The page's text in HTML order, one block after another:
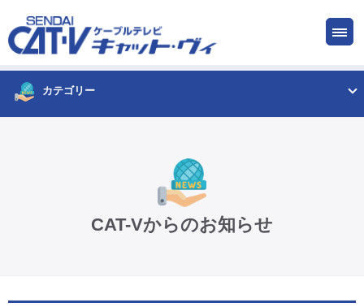
カテゴリー
CAT-Vからのお知らせ
お申し込み
ご検討中の方
サービス